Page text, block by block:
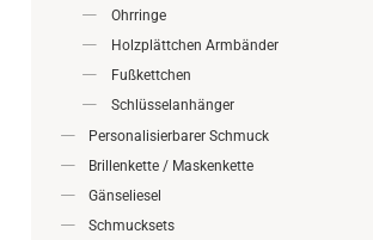
Ohrringe
Holzplättchen Armbänder
Fußkettchen
Schlüsselanhänger
Personalisierbarer Schmuck
Brillenkette / Maskenkette
Gänseliesel
Schmucksets